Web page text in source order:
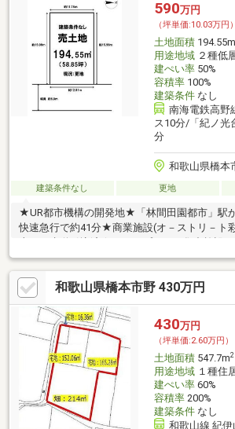
590万円
（坪単価:10.03万円）
土地面積194.55m
用途地域２種低
建ぺい率50%
容積率100%
建築条件なし
南海電鉄高野
ス10分/「紀ノ光
分
和歌山県橋本
建築条件なし 更地
★UR都市機構の開発地★「林間田園都市」駅
快速急行で約41分★商業施設(オ－ストリ－ト
和歌山県橋本市野 430万円
430万円
（坪単価:2.60万円）
土地面積547.7m2
用途地域１種住
建ぺい率60%
容積率200%
建築条件なし
和歌山線 紀